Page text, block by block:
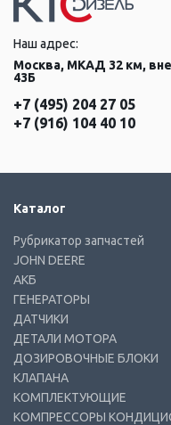
Наш адрес:
Москва, МКАД 32 км,
43Б
+7 (495) 204 27 05
+7 (916) 104 40 10
Каталог
Рубрикатор запчастей
JOHN DEERE
АКБ
ГЕНЕРАТОРЫ
ДАТЧИКИ
ДЕТАЛИ МОТОРА
ДОЗИРОВОЧНЫЕ БЛОКИ
КЛАПАНА
КОМПЛЕКТУЮЩИЕ
КОМПРЕССОРЫ